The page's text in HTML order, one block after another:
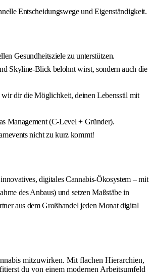
Entscheidungswege und Eigenständigkeit.
Gesundheitsziele zu unterstützen.
Skyline‑Blick belohnt wirst, sondern auch die
wir dir die Möglichkeit, deinen Lebensstil mit
Management (C‑Level + Gründer).
nicht zu kurz kommt!
digitales Cannabis‑Ökosystem – mit
des Anbaus) und setzen Maßstäbe in
aus dem Großhandel jeden Monat digital
mitzuwirken. Mit flachen Hierarchien,
du von einem modernen Arbeitsumfeld